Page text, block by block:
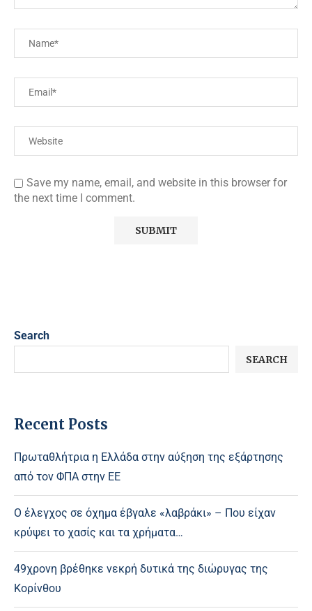
Save my name, email, and website in this browser for
the next time I comment.
Search
SEARCH
Recent Posts
Πρωταθλήτρια η Ελλάδα στην αύξηση της εξάρτησης
από τον ΦΠΑ στην ΕΕ
Ο έλεγχος σε όχημα έβγαλε «λαβράκι» – Που είχαν
κρύψει το χασίς και τα χρήματα…
49χρονη βρέθηκε νεκρή δυτικά της διώρυγας της
Κορίνθου